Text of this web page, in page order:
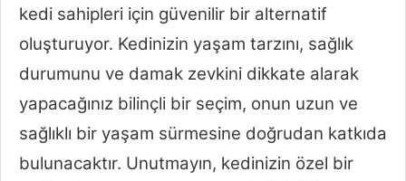
kedi sahipleri için güvenilir bir alternatif
oluşturuyor. Kedinizin yaşam tarzını, sağlık
durumunu ve damak zevkini dikkate alarak
yapacağınız bilinçli bir seçim, onun uzun ve
sağlıklı bir yaşam sürmesine doğrudan katkıda
bulunacaktır. Unutmayın, kedinizin özel bir